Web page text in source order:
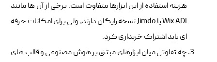
هزینه استفاده از این ابزارها متفاوت است. برخی از آن ها مانند
Wix ADI یا Jimdo نسخه رایگان دارند، ولی برای امکانات حرفه
ای باید اشتراک خریداری کرد.
چه تفاوتی میان ابزارهای مبتنی بر هوش مصنوعی و قالب های